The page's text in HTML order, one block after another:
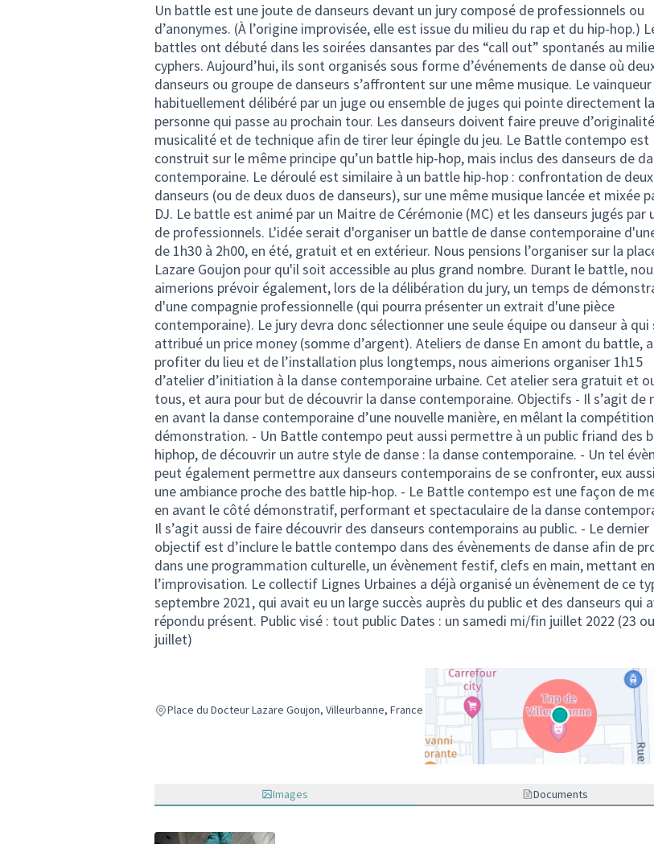
Un battle est une joute de danseurs devant un jury composé de professionnels ou
d’anonymes. (À l’origine improvisée, elle est issue du milieu du rap et du hip-hop.)
battles ont débuté dans les soirées dansantes par des “call out” spontanés au
cyphers. Aujourd’hui, ils sont organisés sous forme d’événements de danse où
danseurs ou groupe de danseurs s’affrontent sur une même musique. Le
habituellement délibéré par un juge ou ensemble de juges qui pointe directement la
personne qui passe au prochain tour. Les danseurs doivent faire preuve
musicalité et de technique afin de tirer leur épingle du jeu. Le Battle contempo est
construit sur le même principe qu’un battle hip-hop, mais inclus des danseurs de
contemporaine. Le déroulé est similaire à un battle hip-hop : confrontation de deux
danseurs (ou de deux duos de danseurs), sur une même musique lancée et mixée
DJ. Le battle est animé par un Maitre de Cérémonie (MC) et les danseurs jugés par
de professionnels. L'idée serait d'organiser un battle de danse contemporaine
de 1h30 à 2h00, en été, gratuit et en extérieur. Nous pensions l’organiser sur la
Lazare Goujon pour qu'il soit accessible au plus grand nombre. Durant le battle,
aimerions prévoir également, lors de la délibération du jury, un temps de
d'une compagnie professionnelle (qui pourra présenter un extrait d'une pièce
contemporaine). Le jury devra donc sélectionner une seule équipe ou danseur à qui
attribué un price money (somme d’argent). Ateliers de danse En amont du battle,
profiter du lieu et de l’installation plus longtemps, nous aimerions organiser 1h15
d’atelier d’initiation à la danse contemporaine urbaine. Cet atelier sera gratuit et
tous, et aura pour but de découvrir la danse contemporaine. Objectifs - Il s’agit de
en avant la danse contemporaine d’une nouvelle manière, en mêlant la
démonstration. - Un Battle contempo peut aussi permettre à un public friand des
hiphop, de découvrir un autre style de danse : la danse contemporaine. - Un tel
peut également permettre aux danseurs contemporains de se confronter, eux
une ambiance proche des battle hip-hop. - Le Battle contempo est une façon de
en avant le côté démonstratif, performant et spectaculaire de la danse
Il s’agit aussi de faire découvrir des danseurs contemporains au public. - Le dernier
objectif est d’inclure le battle contempo dans des évènements de danse afin de
dans une programmation culturelle, un évènement festif, clefs en main, mettant
l’improvisation. Le collectif Lignes Urbaines a déjà organisé un évènement de ce
septembre 2021, qui avait eu un large succès auprès du public et des danseurs qui
répondu présent. Public visé : tout public Dates : un samedi mi/fin juillet 2022 (23
juillet)
Place du Docteur Lazare Goujon, Villeurbanne, France
Images Documents